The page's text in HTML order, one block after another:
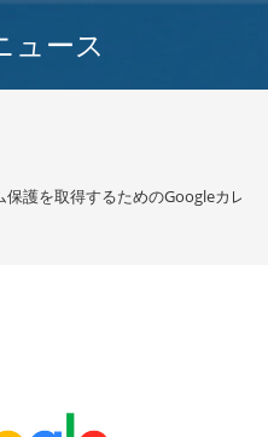
ュース
保護を取得するためのGoogleカレ